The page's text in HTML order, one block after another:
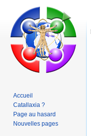
Accueil
Catallaxia ?
Page au hasard
Nouvelles pages